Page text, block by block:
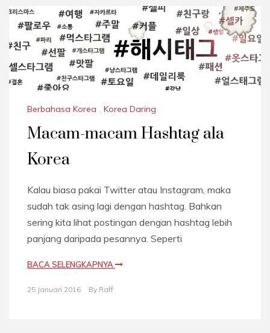
Berbahasa Korea , Korea Daring
Macam-macam Hashtag ala
Korea
Kalau biasa pakai Twitter atau Instagram, maka
sudah tak asing lagi dengan hashtag. Bahkan
sering kita lihat postingan dengan hashtag lebih
panjang daripada pesannya. Seperti
BACA SELENGKAPNYA
25 Januari 2016 By Raff